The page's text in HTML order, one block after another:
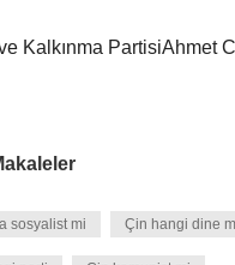
Kalkınma PartisiAhmet
sosyalist mi Çin hangi dine